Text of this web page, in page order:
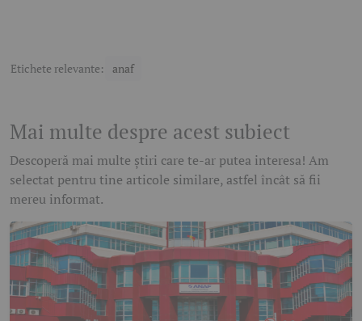
Etichete relevante: anaf
Mai multe despre acest subiect
Descoperă mai multe știri care te-ar putea interesa! Am
selectat pentru tine articole similare, astfel încât să fii
mereu informat.